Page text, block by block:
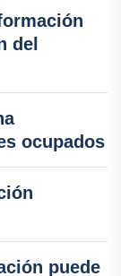
del
ocupados
puede